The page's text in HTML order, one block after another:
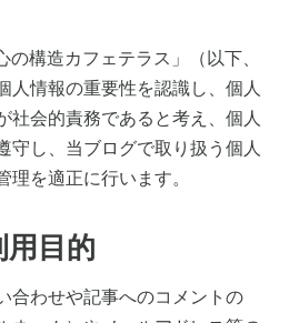
の構造カフェテラス」（以下、
人情報の重要性を認識し、個人
社会的責務であると考え、個人
守し、当ブログで取り扱う個人
理を適正に行います。
用目的
合わせや記事へのコメントの